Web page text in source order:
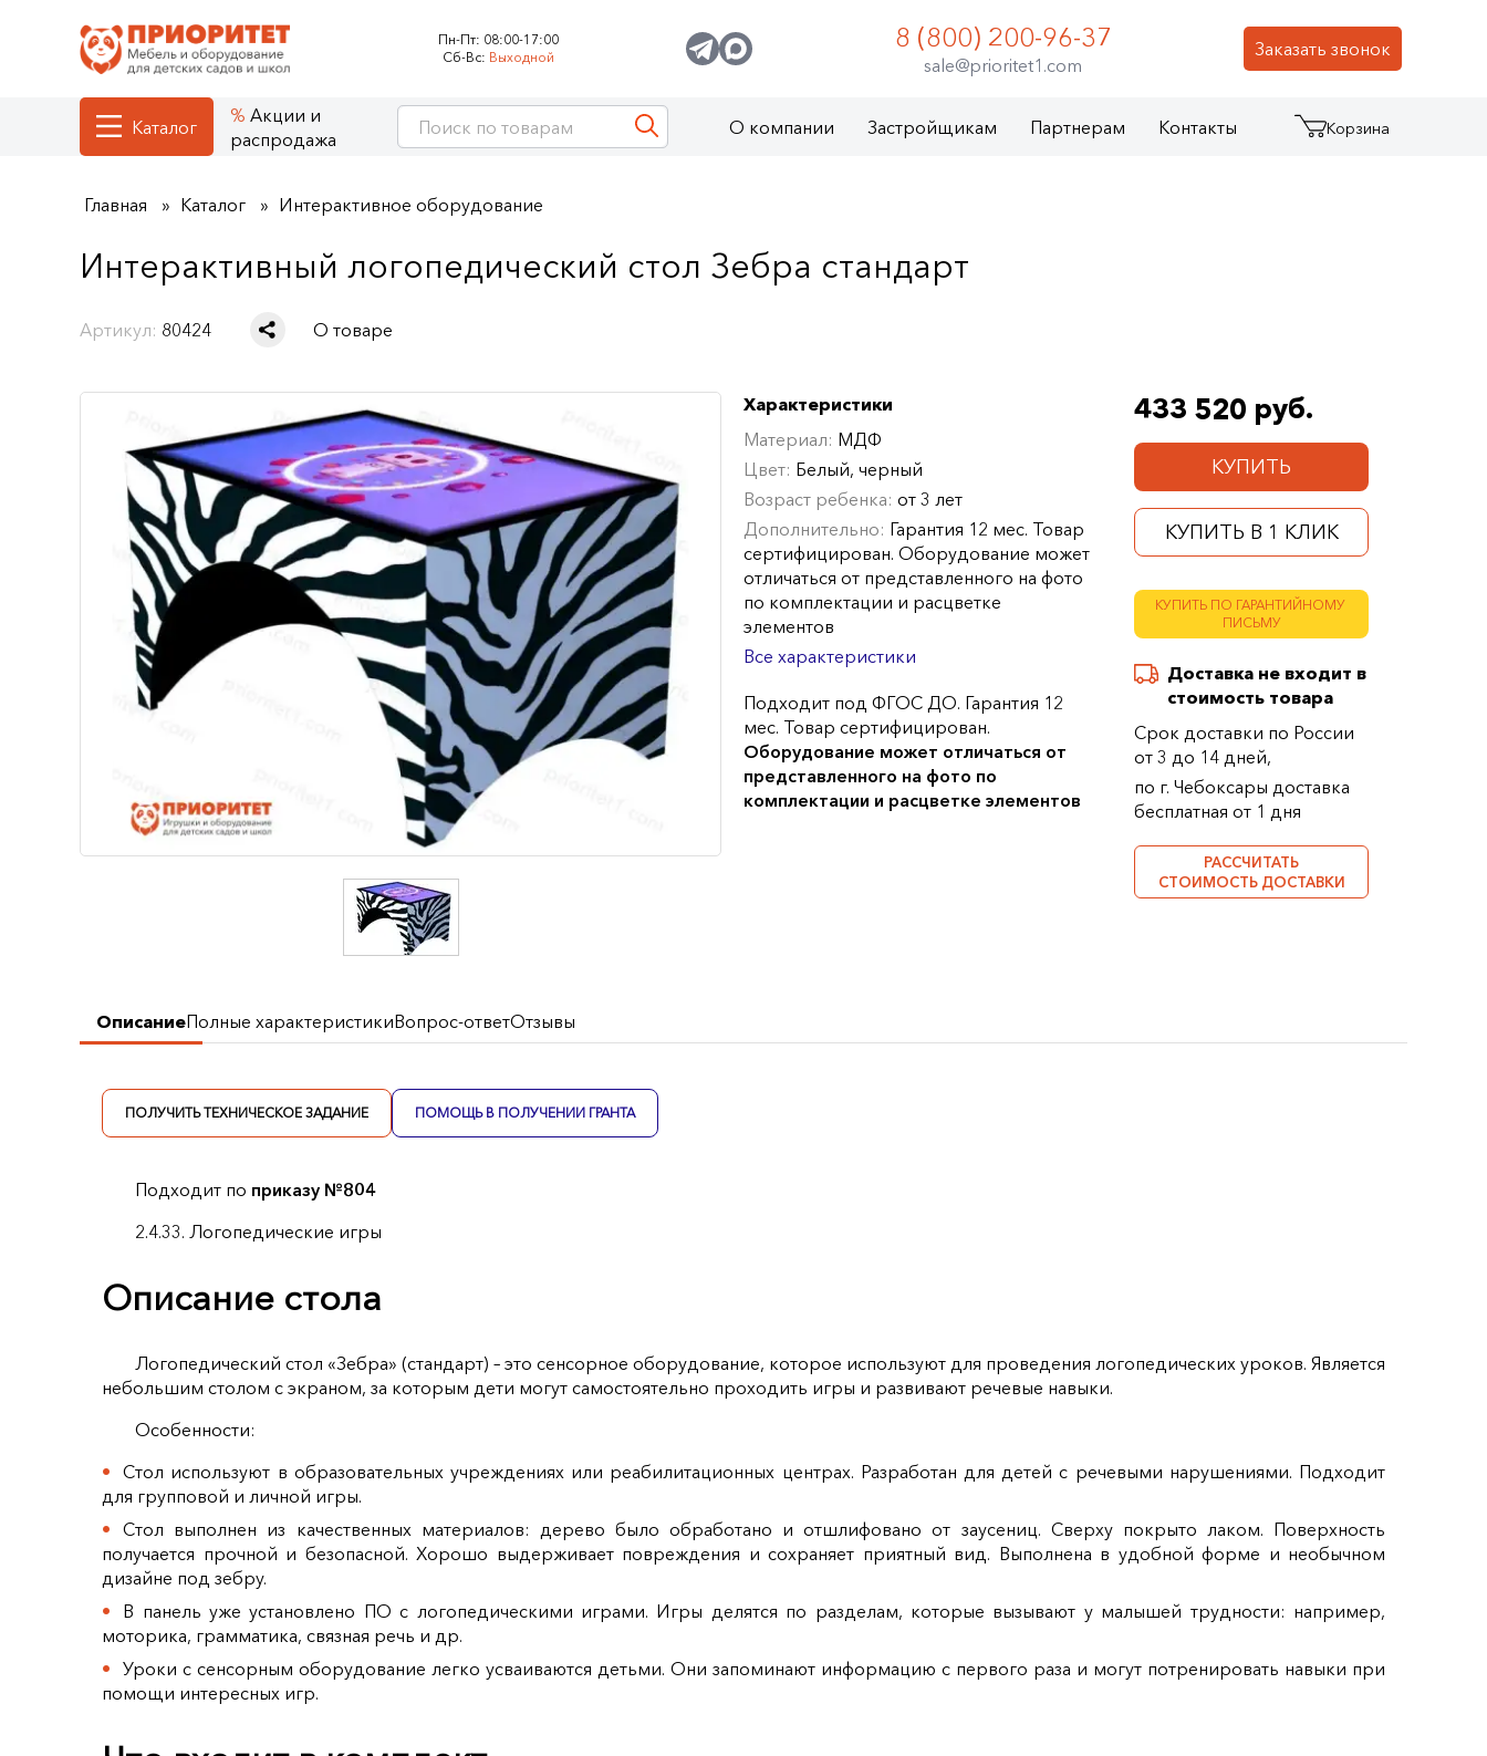
Пн-Пт: 08:00-17:00
Сб-Вс: Выходной Заказать звонок
8 (800) 200-96-37
sale@prioritet1.com
Каталог
Акции и
распродажа
О компании Застройщикам Партнерам Контакты Корзина
Главная Каталог Интерактивное оборудование
Интерактивный логопедический стол Зебра стандарт
Артикул: 80424 О товаре
433 520 руб.
КУПИТЬ
КУПИТЬ В 1 КЛИК
КУПИТЬ ПО ГАРАНТИЙНОМУ
ПИСЬМУ
Доставка не входит в
стоимость товара
Срок доставки по России
от 3 до 14 дней,
по г. Чебоксары доставка
бесплатная от 1 дня
РАССЧИТАТЬ
СТОИМОСТЬ ДОСТАВКИ
Характеристики
Материал: МДФ
Цвет: Белый, черный
Возраст ребенка: от 3 лет
Дополнительно: Гарантия 12 мес. Товар
сертифицирован. Оборудование может
отличаться от представленного на фото
по комплектации и расцветке
элементов
Все характеристики
Подходит под ФГОС ДО. Гарантия 12
мес. Товар сертифицирован.
Оборудование может отличаться от
представленного на фото по
комплектации и расцветке элементов
ОписаниеПолные характеристикиВопрос-ответОтзывы
ПОЛУЧИТЬ ТЕХНИЧЕСКОЕ ЗАДАНИЕ ПОМОЩЬ В ПОЛУЧЕНИИ ГРАНТА
Подходит по приказу №804
2.4.33. Логопедические игры
Описание стола
Логопедический стол «Зебра» (стандарт) – это сенсорное оборудование, которое используют для проведения логопедических уроков. Является
небольшим столом с экраном, за которым дети могут самостоятельно проходить игры и развивают речевые навыки.
Особенности:
Стол используют в образовательных учреждениях или реабилитационных центрах. Разработан для детей с речевыми нарушениями. Подходит
для групповой и личной игры.
Стол выполнен из качественных материалов: дерево было обработано и отшлифовано от заусениц. Сверху покрыто лаком. Поверхность
получается прочной и безопасной. Хорошо выдерживает повреждения и сохраняет приятный вид. Выполнена в удобной форме и необычном
дизайне под зебру.
В панель уже установлено ПО с логопедическими играми. Игры делятся по разделам, которые вызывают у малышей трудности: например,
моторика, грамматика, связная речь и др.
Уроки с сенсорным оборудование легко усваиваются детьми. Они запоминают информацию с первого раза и могут потренировать навыки при
помощи интересных игр.